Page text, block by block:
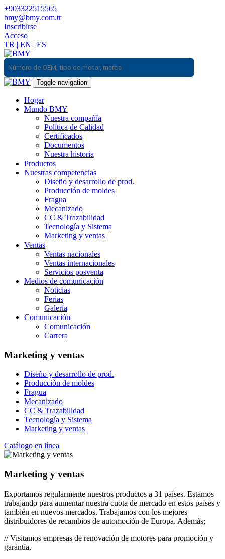
+903322515565
bmy@bmy.com.tr
Inscribirse
Acceso
TR | EN | ES
Toggle navigation
Hogar
Mundo BMY
Nuestra compañía
Política de Calidad
Certificados
Documentos
Nuestra historia
Productos
Nuestras competencias
Diseño y desarrollo de prod.
Producción de moldes
Fragua
Mecanizado
CC & Trazabilidad
Tecnología y Sistema
Marketing y ventas
Ventas
Ventas nacionales
Ventas internacionales
Servicios posventa
Medios de comunicación
Noticias
Ferias
Galería
Comunicación
Comunicación
Carrera
Marketing y ventas
Diseño y desarrollo de prod.
Producción de moldes
Fragua
Mecanizado
CC & Trazabilidad
Tecnología y Sistema
Marketing y ventas
Catálogo en línea
Marketing y ventas
Exportamos regularmente nuestros productos a 31 países. Estamos
trabajando para aumentar nuestra cuota de mercado en estos países y
también en nuevos mercados. Trabajamos con los mejores
distribuidores de recambios de automoción de Europa. Además;
// Visitamos empresas de renovación de motores para promoción y
garantía.